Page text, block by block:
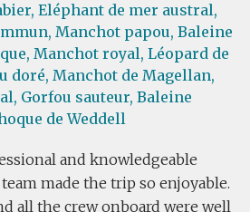
Eléphant de mer austral,
Manchot papou, Baleine
Manchot royal, Léopard de
doré, Manchot de Magellan,
Gorfou sauteur, Baleine
de Weddell
and knowledgeable
made the trip so enjoyable.
all the crew onboard were well